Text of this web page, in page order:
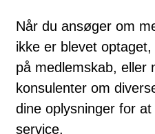
Når du ansøger om
ikke er blevet
på medlemskab, eller
konsulenter om
dine oplysninger for
service.